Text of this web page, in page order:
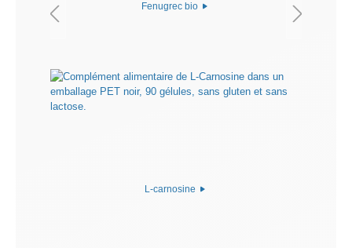
Fenugrec bio
L-carnosine